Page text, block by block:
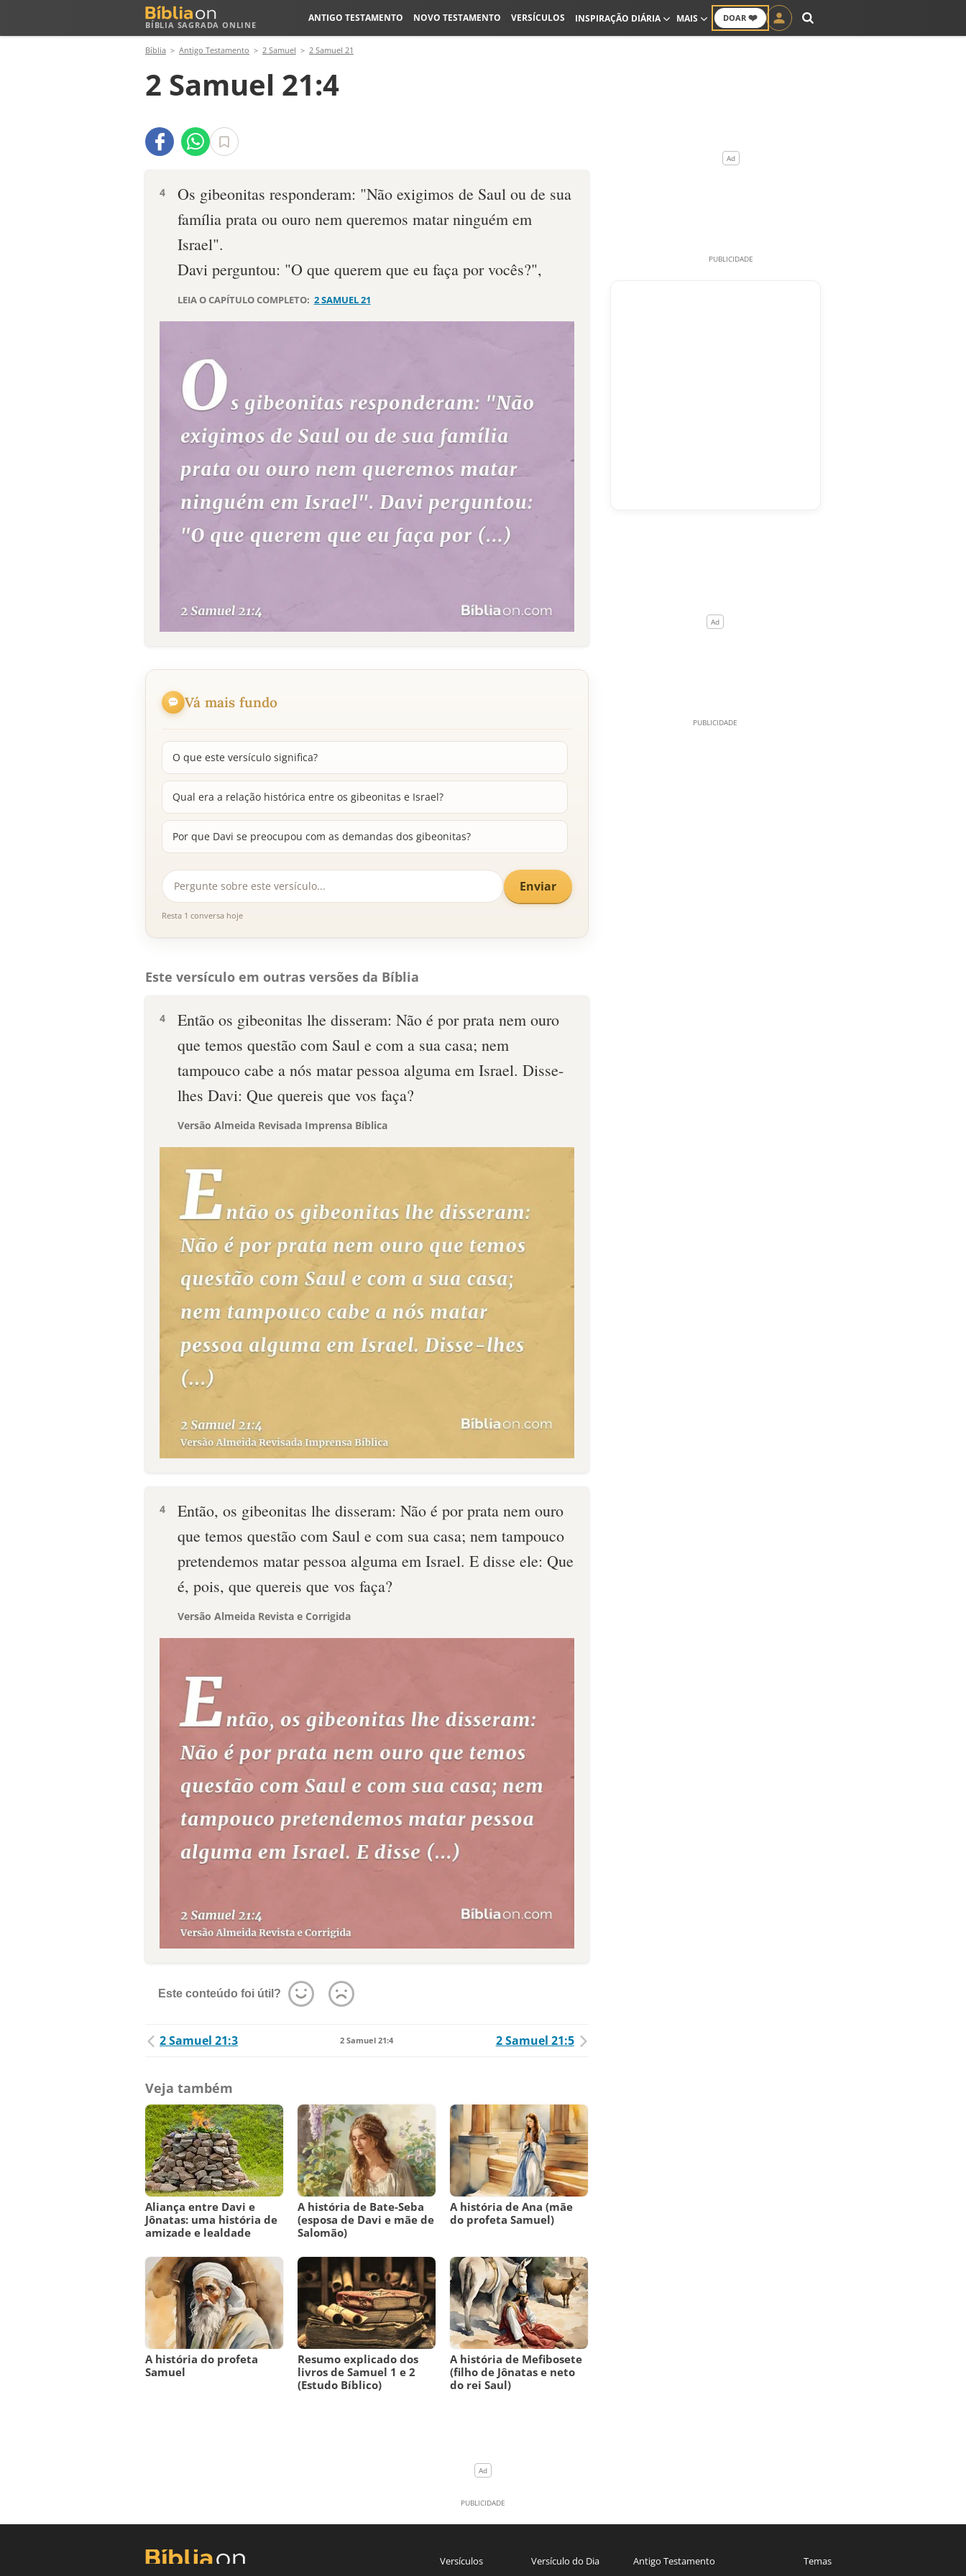
BÍBLIA SAGRADA ONLINE
DOAR ❤️
ANTIGO TESTAMENTO NOVO TESTAMENTO VERSÍCULOS INSPIRAÇÃO DIÁRIA MAIS
Bíblia Antigo Testamento 2 Samuel 2 Samuel 21
2 Samuel 21:4
4
Os gibeonitas responderam: "Não exigimos de Saul ou de sua
família prata ou ouro nem queremos matar ninguém em
Israel".
Davi perguntou: "O que querem que eu faça por vocês?",
LEIA O CAPÍTULO COMPLETO: 2 SAMUEL 21
Vá mais fundo
O que este versículo significa?
Qual era a relação histórica entre os gibeonitas e Israel?
Por que Davi se preocupou com as demandas dos gibeonitas?
Enviar
Resta 1 conversa hoje
Este versículo em outras versões da Bíblia
4
Então os gibeonitas lhe disseram: Não é por prata nem ouro
que temos questão com Saul e com a sua casa; nem
tampouco cabe a nós matar pessoa alguma em Israel. Disse-
lhes Davi: Que quereis que vos faça?
Versão Almeida Revisada Imprensa Bíblica
4
Então, os gibeonitas lhe disseram: Não é por prata nem ouro
que temos questão com Saul e com sua casa; nem tampouco
pretendemos matar pessoa alguma em Israel. E disse ele: Que
é, pois, que quereis que vos faça?
Versão Almeida Revista e Corrigida
Este conteúdo foi útil?
2 Samuel 21:3 2 Samuel 21:4 2 Samuel 21:5
Veja também
Aliança entre Davi e
Jônatas: uma história de
amizade e lealdade
A história de Bate-Seba
(esposa de Davi e mãe de
Salomão)
A história de Ana (mãe
do profeta Samuel)
A história do profeta
Samuel
Resumo explicado dos
livros de Samuel 1 e 2
(Estudo Bíblico)
A história de Mefibosete
(filho de Jônatas e neto
do rei Saul)
Versículos Versículo do Dia Antigo Testamento Temas